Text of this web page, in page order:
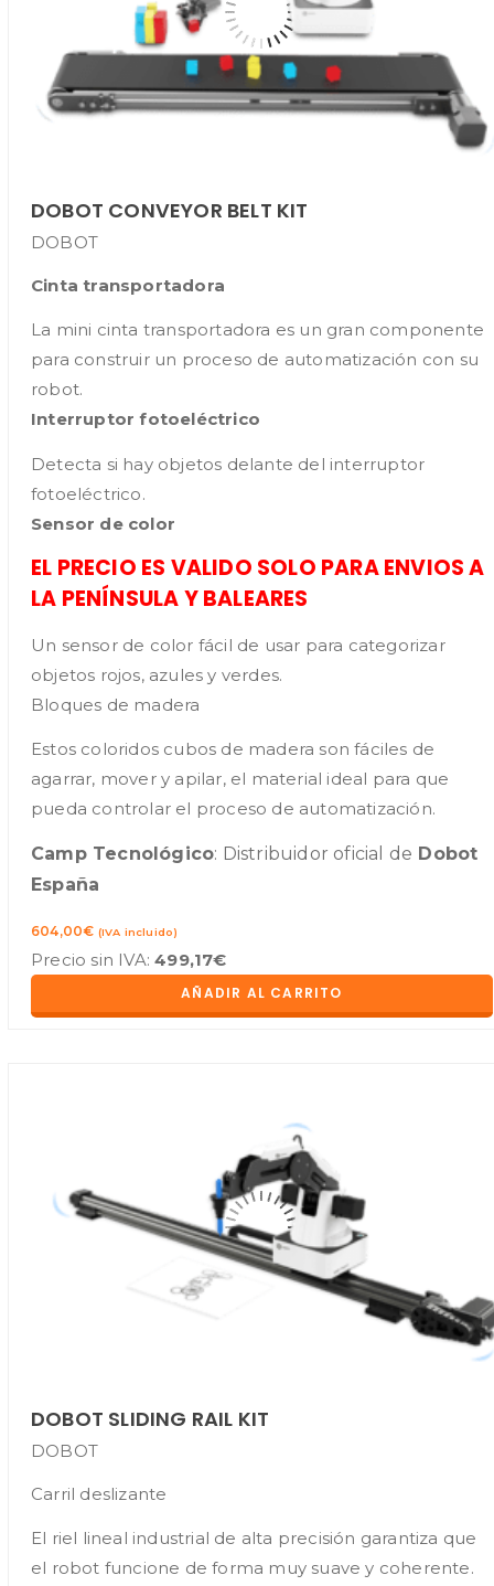
DOBOT CONVEYOR BELT KIT
DOBOT
Cinta transportadora
La mini cinta transportadora es un gran componente
para construir un proceso de automatización con su
robot.
Interruptor fotoeléctrico
Detecta si hay objetos delante del interruptor
fotoeléctrico.
Sensor de color
EL PRECIO ES VALIDO SOLO PARA ENVIOS A
LA PENÍNSULA Y BALEARES
Un sensor de color fácil de usar para categorizar
objetos rojos, azules y verdes.
Bloques de madera
Estos coloridos cubos de madera son fáciles de
agarrar, mover y apilar, el material ideal para que
pueda controlar el proceso de automatización.
Camp Tecnológico: Distribuidor oficial de Dobot
España
604,00€ (IVA incluido)
Precio sin IVA:499,17€
AÑADIR AL CARRITO
DOBOT SLIDING RAIL KIT
DOBOT
Carril deslizante
El riel lineal industrial de alta precisión garantiza que
el robot funcione de forma muy suave y coherente.